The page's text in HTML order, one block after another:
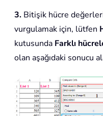
3. Bitişik hücre
vurgulamak için, lütfen
kutusunda Farklı
olan aşağıdaki sonucu